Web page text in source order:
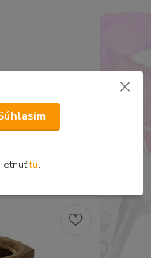
tu.